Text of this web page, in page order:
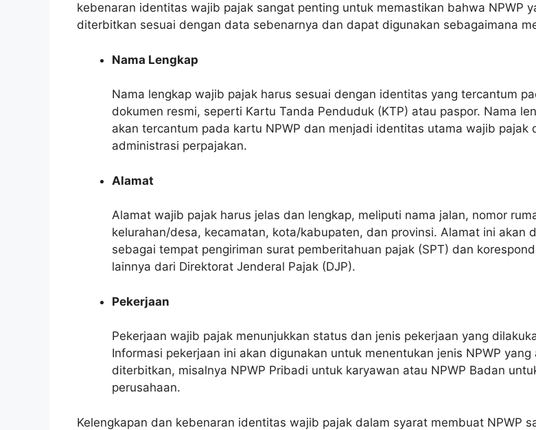
kebenaran identitas wajib pajak sangat penting untuk memastikan bahwa NPWP
diterbitkan sesuai dengan data sebenarnya dan dapat digunakan sebagaimana
Nama Lengkap
Nama lengkap wajib pajak harus sesuai dengan identitas yang tercantum
dokumen resmi, seperti Kartu Tanda Penduduk (KTP) atau paspor. Nama
akan tercantum pada kartu NPWP dan menjadi identitas utama wajib pajak
administrasi perpajakan.
Alamat
Alamat wajib pajak harus jelas dan lengkap, meliputi nama jalan, nomor
kelurahan/desa, kecamatan, kota/kabupaten, dan provinsi. Alamat ini akan
sebagai tempat pengiriman surat pemberitahuan pajak (SPT) dan
lainnya dari Direktorat Jenderal Pajak (DJP).
Pekerjaan
Pekerjaan wajib pajak menunjukkan status dan jenis pekerjaan yang
Informasi pekerjaan ini akan digunakan untuk menentukan jenis NPWP yang
diterbitkan, misalnya NPWP Pribadi untuk karyawan atau NPWP Badan
perusahaan.
Kelengkapan dan kebenaran identitas wajib pajak dalam syarat membuat NPWP